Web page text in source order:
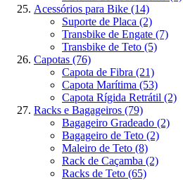
Acessórios para Bike (14)
Suporte de Placa (2)
Transbike de Engate (7)
Transbike de Teto (5)
Capotas (76)
Capota de Fibra (21)
Capota Marítima (53)
Capota Rígida Retrátil (2)
Racks e Bagageiros (79)
Bagageiro Gradeado (2)
Bagageiro de Teto (2)
Maleiro de Teto (8)
Rack de Caçamba (2)
Racks de Teto (65)